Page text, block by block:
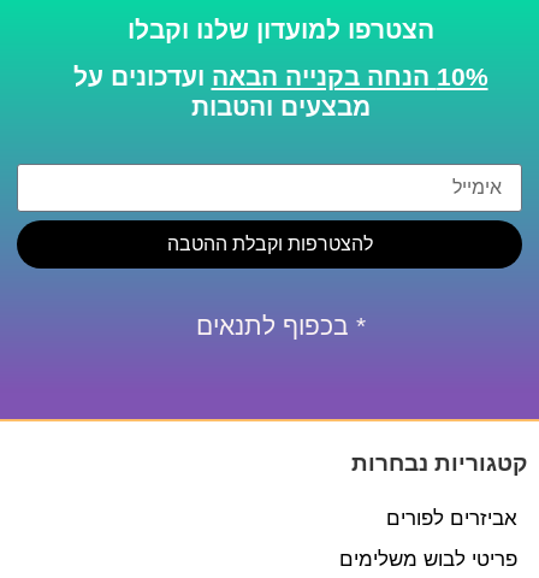
הצטרפו למועדון שלנו וקבלו
10% הנחה בקנייה הבאה
ועדכונים על
מבצעים והטבות
להצטרפות וקבלת ההטבה
* בכפוף לתנאים
קטגוריות נבחרות
אביזרים לפורים
פריטי לבוש משלימים